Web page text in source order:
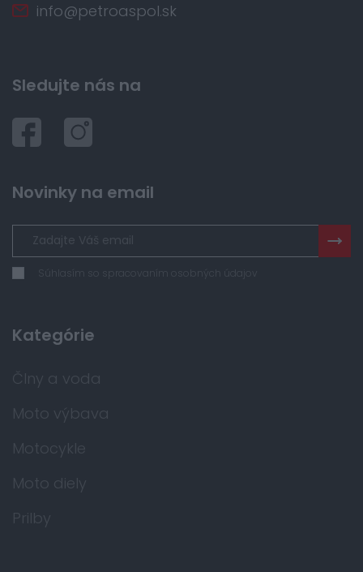
info@petroaspol.sk
Sledujte nás na
Novinky na email
Súhlasím so spracovaním osobných údajov
Kategórie
Člny a voda
Moto výbava
Motocykle
Moto diely
Prilby